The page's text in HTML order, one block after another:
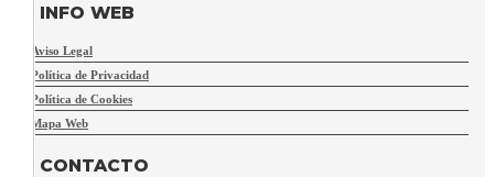
INFO WEB
Aviso Legal
Política de Privacidad
Política de Cookies
Mapa Web
CONTACTO